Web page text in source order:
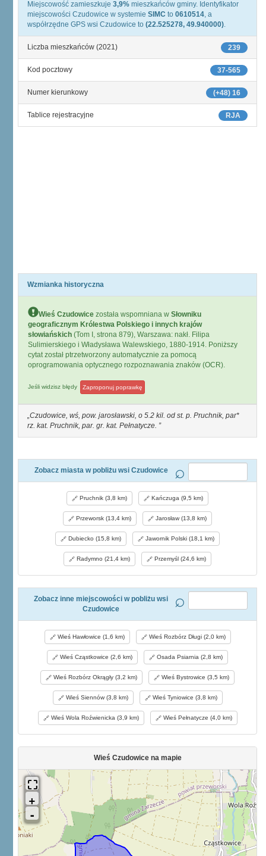
Miejscowość zamieszkuje 3,9% mieszkańców gminy. Identyfikator
miejscowości Czudowice w systemie SIMC to 0610514, a
współrzędne GPS wsi Czudowice to (22.525278, 49.940000).
239
Liczba mieszkańców (2021)
37-565
Kod pocztowy
(+48) 16
Numer kierunkowy
RJA
Tablice rejestracyjne
Wzmianka historyczna
Wieś Czudowice została wspomniana w Słowniku
geograficznym Królestwa Polskiego i innych krajów
słowiańskich (Tom I, strona 879), Warszawa: nakł. Filipa
Sulimierskiego i Władysława Walewskiego, 1880-1914. Poniższy
cytat został ptrzetworzony automatycznie za pomocą
oprogramowania optycznego rozpoznawania znaków (OCR).
Jeśli widzisz błędy Zaproponuj poprawkę
Czudowice, wś, pow. jarosławski, o 5.2 kil. od st. p. Pruchnik, par*
rz. kat. Pruchnik, par. gr. kat. Pełnatycze.
Zobacz miasta w pobliżu wsi Czudowice
Pruchnik (3,8 km) Kańczuga (9,5 km)
Przeworsk (13,4 km) Jarosław (13,8 km)
Dubiecko (15,8 km) Jawornik Polski (18,1 km)
Radymno (21,4 km) Przemyśl (24,6 km)
Zobacz inne miejscowości w pobliżu wsi
Czudowice
Wieś Hawłowice (1,6 km) Wieś Rozbórz Długi (2,0 km)
Wieś Cząstkowice (2,6 km) Osada Psiarnia (2,8 km)
Wieś Rozbórz Okrągły (3,2 km) Wieś Bystrowice (3,5 km)
Wieś Siennów (3,8 km) Wieś Tyniowice (3,8 km)
Wieś Wola Roźwienicka (3,9 km) Wieś Pełnatycze (4,0 km)
Wieś Czudowice na mapie